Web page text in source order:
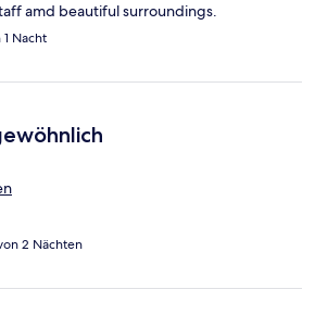
amd beautiful surroundings.
Nacht
2 Nächten